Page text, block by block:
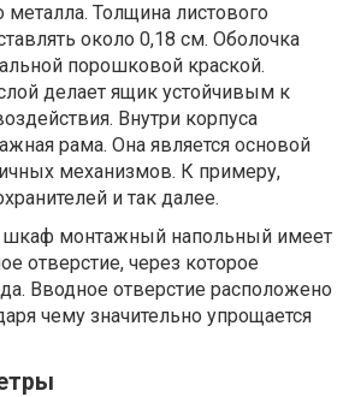
металла. Толщина листового
около 0,18 см. Оболочка
порошковой краской.
делает ящик устойчивым к
Внутри корпуса
рама. Она является основой
механизмов. К примеру,
и так далее.
шкаф монтажный напольный имеет
отверстие, через которое
Вводное отверстие расположено
чему значительно упрощается